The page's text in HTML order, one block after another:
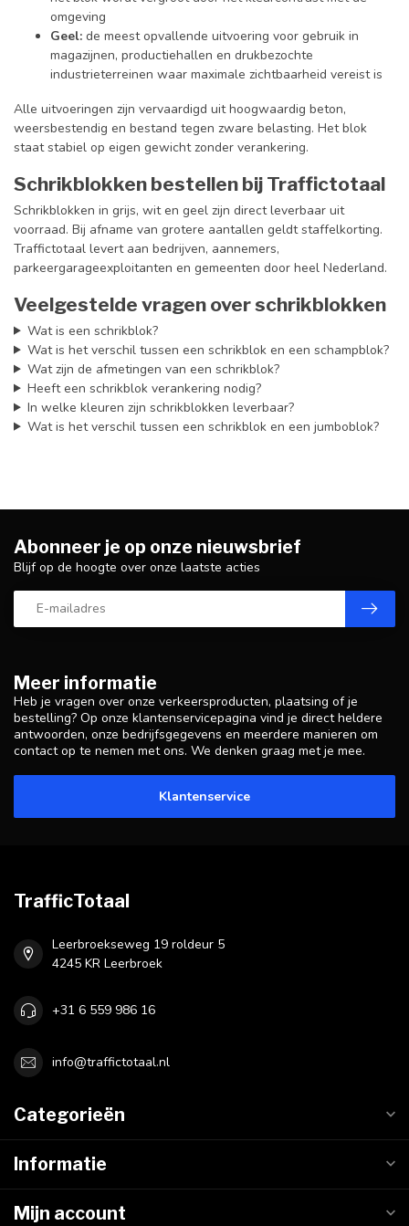
omgeving
Geel: de meest opvallende uitvoering voor gebruik in
magazijnen, productiehallen en drukbezochte
industrieterreinen waar maximale zichtbaarheid vereist is
Alle uitvoeringen zijn vervaardigd uit hoogwaardig beton,
weersbestendig en bestand tegen zware belasting. Het blok
staat stabiel op eigen gewicht zonder verankering.
Schrikblokken bestellen bij Traffictotaal
Schrikblokken in grijs, wit en geel zijn direct leverbaar uit
voorraad. Bij afname van grotere aantallen geldt staffelkorting.
Traffictotaal levert aan bedrijven, aannemers,
parkeergarageexploitanten en gemeenten door heel Nederland.
Veelgestelde vragen over schrikblokken
Wat is een schrikblok?
Wat is het verschil tussen een schrikblok en een schampblok?
Wat zijn de afmetingen van een schrikblok?
Heeft een schrikblok verankering nodig?
In welke kleuren zijn schrikblokken leverbaar?
Wat is het verschil tussen een schrikblok en een jumboblok?
Meer informatie
Heb je vragen over onze verkeersproducten, plaatsing of je
bestelling? Op onze klantenservicepagina vind je direct heldere
antwoorden, onze bedrijfsgegevens en meerdere manieren om
contact op te nemen met ons. We denken graag met je mee.
Klantenservice
Abonneer je op onze nieuwsbrief
Blijf op de hoogte over onze laatste acties
TrafficTotaal
Leerbroekseweg 19 roldeur 5
4245 KR Leerbroek
+31 6 559 986 16
info@traffictotaal.nl
Categorieën
Informatie
Mijn account